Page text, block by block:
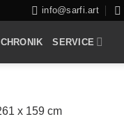
info@sarfi.art
CHRONIK SERVICE